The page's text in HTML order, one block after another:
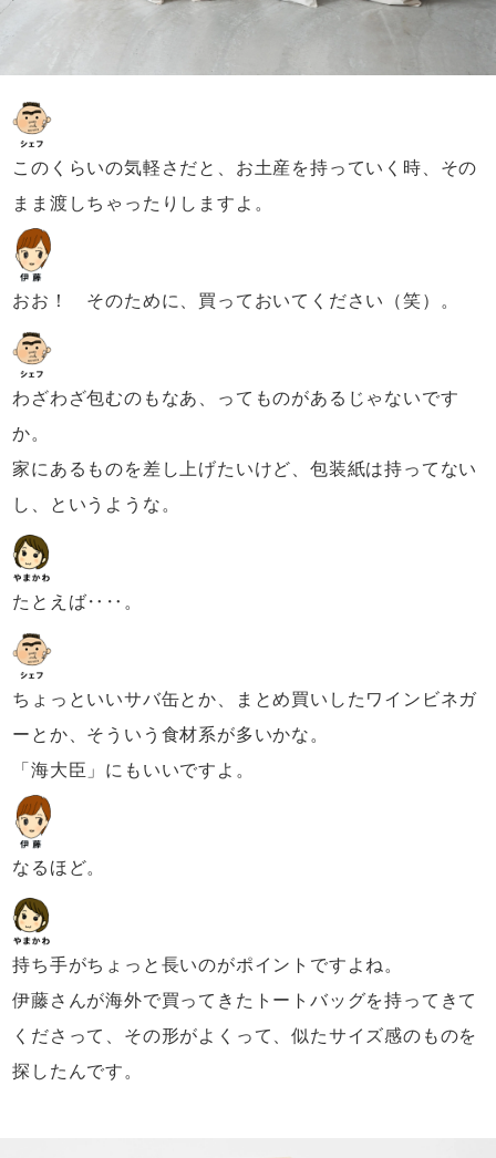
このくらいの気軽さだと、 お土産を持っていく時、 その
まま渡しちゃったりしますよ。
おお！ そのために、買っておいてください（笑）。
わざわざ包むのもなあ、ってものがあるじゃないです
か。
家にあるものを差し上げたいけど、包装紙は持ってない
し、というような。
たとえば‥‥。
ちょっといいサバ缶とか、
まとめ買いしたワインビネガ
ーとか、 そういう食材系が多いかな。
「海大臣」にもいいですよ。
なるほど。
持ち手がちょっと長いのがポイントですよね。
伊藤さんが海外で買ってきたトートバッグを持ってきて
くださって、その形がよくって、似たサイズ感のものを
探したんです。